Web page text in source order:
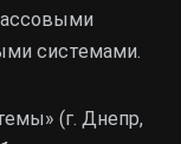
системами.
(г. Днепр,